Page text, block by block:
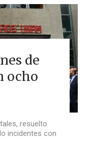
de
ocho
resuelto
incidentes con